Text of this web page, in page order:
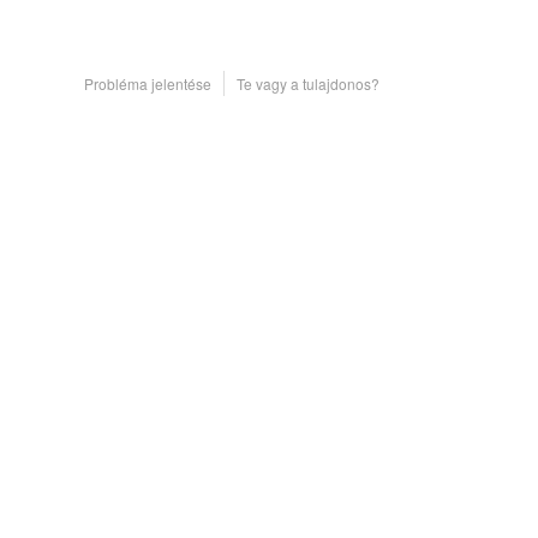
Probléma jelentése Te vagy a tulajdonos?